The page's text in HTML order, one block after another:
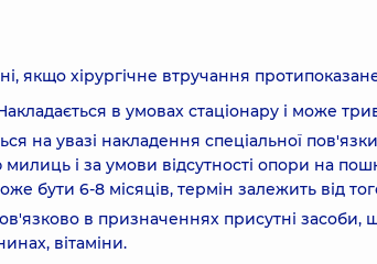
якщо хірургічне втручання
в умовах стаціонару і може
на увазі накладення спеціальної
і за умови відсутності опори на
бути 6-8 місяців, термін залежить від
в призначеннях присутні засоби,
вітаміни.